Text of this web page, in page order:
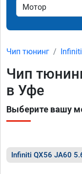
Чип тюнинг Infiniti
Чип
в Уфе
Выберите вашу
Infiniti QX56 JA60